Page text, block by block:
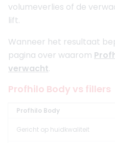
volumeverlies of de
lift.
Wanneer het resultaat
pagina over waarom
verwacht.
Profhilo Body vs fillers
Profhilo Body
Gericht op huidkwaliteit